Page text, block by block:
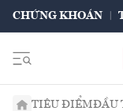
CHỨNG KHOÁN
TIÊU ĐIỂMĐẦU